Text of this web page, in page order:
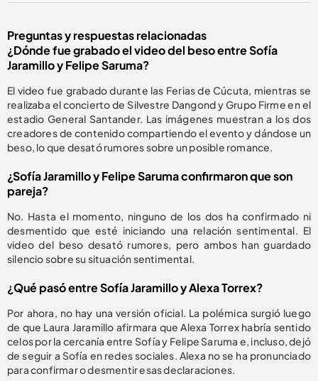
Preguntas y respuestas relacionadas
¿Dónde fue grabado el video del beso entre Sofía
Jaramillo y Felipe Saruma?
El video fue grabado durante las Ferias de Cúcuta, mientras se
realizaba el concierto de Silvestre Dangond y Grupo Firme en el
estadio General Santander. Las imágenes muestran a los dos
creadores de contenido compartiendo el evento y dándose un
beso, lo que desató rumores sobre un posible romance.
¿Sofía Jaramillo y Felipe Saruma confirmaron que son
pareja?
No. Hasta el momento, ninguno de los dos ha confirmado ni
desmentido que esté iniciando una relación sentimental. El
video del beso desató rumores, pero ambos han guardado
silencio sobre su situación sentimental.
¿Qué pasó entre Sofía Jaramillo y Alexa Torrex?
Por ahora, no hay una versión oficial. La polémica surgió luego
de que Laura Jaramillo afirmara que Alexa Torrex habría sentido
celos por la cercanía entre Sofía y Felipe Saruma e, incluso, dejó
de seguir a Sofía en redes sociales. Alexa no se ha pronunciado
para confirmar o desmentir esas declaraciones.